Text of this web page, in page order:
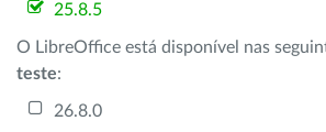
25.8.5
O LibreOffice está disponível nas
teste:
26.8.0